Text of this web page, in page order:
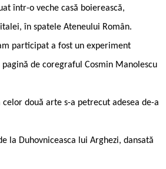
într-o veche casă boierească,
în spatele Ateneului Român.
participat a fost un experiment
pagină de coregraful Cosmin Manolescu
două arte s-a petrecut adesea de-a
la Duhovniceasca lui Arghezi, dansată